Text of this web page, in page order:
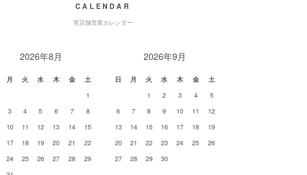
CALENDAR
実店舗営業カレンダー
2026年8月
月 火 水 木 金
土
1
3 4 5 6 7
8
10 11 12 13 14
15
17 18 19 20 21
22
24 25 26 27 28
29
2026年9月
日 月 火 水 木 金
土
1
2 3 4
5
6
7 8 9 10 11
12
13
14 15 16 17 18
19
20
21 22 23 24 25
26
27
28 29 30